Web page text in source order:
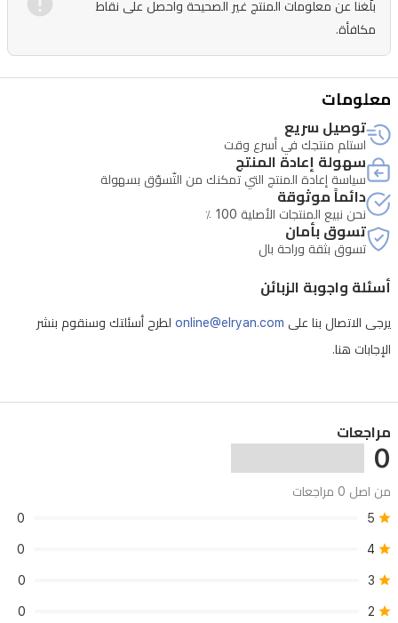
الحساسة
ولدى
العدسات
لون
البيج
الطبيعي
يمنح
تعريفاً
طبيعياً
الاستخدامات
للمكياج
بلّغنا عن معلومات المنتج غير الصحيحة واحصل على نقاط
مكافأة.
معلومات
توصيل سريع
استلم منتجك في أسرع وقت
سهولة إعادة المنتج
سياسة إعادة المنتج التي تمكنك من التّسوّق بسهولة
دائماً موثوقة
نحن نبيع المنتجات الأصلية 100 ٪
تسوق بأمان
تسوق بثقة وراحة بال
أسئلة واجوبة الزبائن
يرجى الاتصال بنا على online@elryan.com لطرح أسئلتك وسنقوم بنشر
الإجابات هنا.
مراجعات
0
من اصل 0 مراجعات
5
0
4
0
3
0
2
0